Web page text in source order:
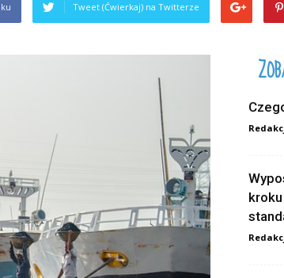
Tweet (Ćwierkaj) na Twitterze